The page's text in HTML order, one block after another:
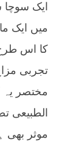
ایک سوچا
کا اس طرح
تجربی
مختصر یہ
الطبیعی
موثر بھی